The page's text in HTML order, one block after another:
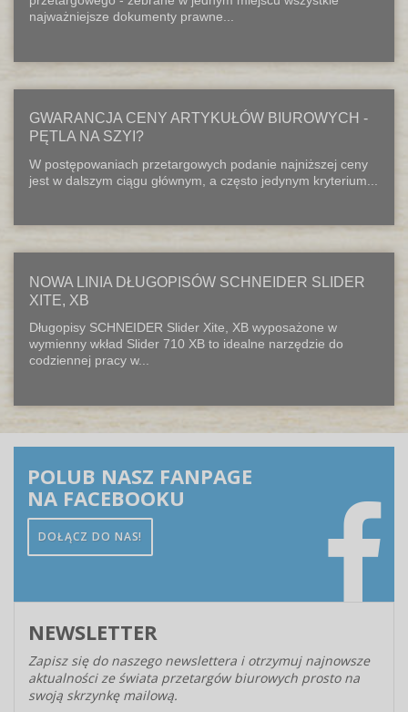
najważniejsze dokumenty prawne...
GWARANCJA CENY ARTYKUŁÓW BIUROWYCH -
PĘTLA NA SZYI?
W postępowaniach przetargowych podanie najniższej ceny
jest w dalszym ciągu głównym, a często jedynym kryterium...
NOWA LINIA DŁUGOPISÓW SCHNEIDER SLIDER
XITE, XB
Długopisy SCHNEIDER Slider Xite, XB wyposażone w
wymienny wkład Slider 710 XB to idealne narzędzie do
codziennej pracy w...
POLUB NASZ FANPAGE
NA FACEBOOKU
DOŁĄCZ DO NAS!
NEWSLETTER
Zapisz się do naszego newslettera i otrzymuj najnowsze
aktualności ze świata przetargów biurowych prosto na
swoją skrzynkę mailową.